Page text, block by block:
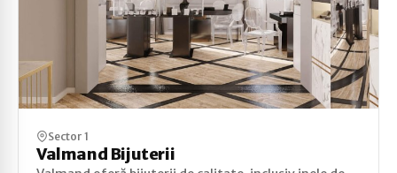
Sector 1
Valmand Bijuterii